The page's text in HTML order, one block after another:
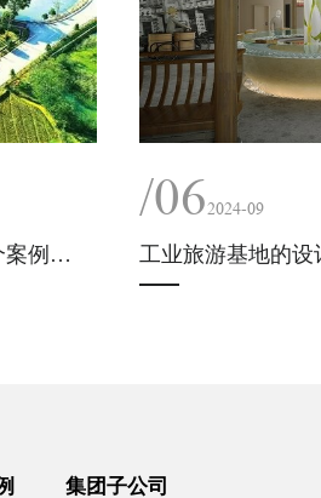
田园综合体应如何规划设计？看这个案例就够了！
/062024-09
集团子公司